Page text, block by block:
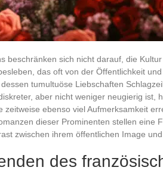
beschränken sich nicht darauf, die
das oft von der Öffentlichkeit
tumultuöse Liebschaften
aber nicht weniger neugierig ist,
zeitweise ebenso viel Aufmerksamkeit
dieser Prominenten stellen eine
zwischen ihrem öffentlichen Image
des